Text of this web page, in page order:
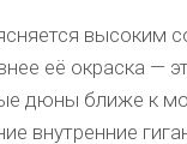
высоким
её окраска —
дюны ближе к
внутренние